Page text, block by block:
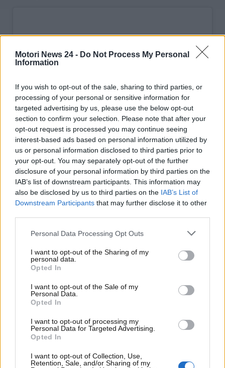
Motori News 24 - Do Not Process My Personal
Information
If you wish to opt-out of the sale, sharing to third parties, or
processing of your personal or sensitive information for
targeted advertising by us, please use the below opt-out
section to confirm your selection. Please note that after your
opt-out request is processed you may continue seeing
interest-based ads based on personal information utilized by
us or personal information disclosed to third parties prior to
your opt-out. You may separately opt-out of the further
disclosure of your personal information by third parties on the
IAB’s list of downstream participants. This information may
also be disclosed by us to third parties on the IAB’s List of
Downstream Participants that may further disclose it to other
Personal Data Processing Opt Outs
I want to opt-out of the Sharing of my
personal data.
Opted In
I want to opt-out of the Sale of my
Personal Data.
Opted In
I want to opt-out of processing my
Personal Data for Targeted Advertising.
Opted In
I want to opt-out of Collection, Use,
Retention, Sale, and/or Sharing of my
Visualizza questo post su Instagram
Segue laBYD Dolphin Surf, conosciuta in Cina come
BYD Seagull, che offre un motore da 65 kW
un’autonomia di circa 220 km WLTP e una ricarica